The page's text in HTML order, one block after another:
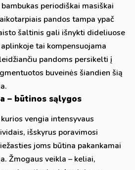
periodiškai masiškai
pandos tampa ypač
šaltinis gali išnykti dideliuose
tai kompensuojama
pandoms persikelti į
buveinės šiandien šią
– būtinos sąlygos
kurios vengia intensyvaus
išskyrus poravimosi
joms būtina pakankamai
Žmogaus veikla – keliai,